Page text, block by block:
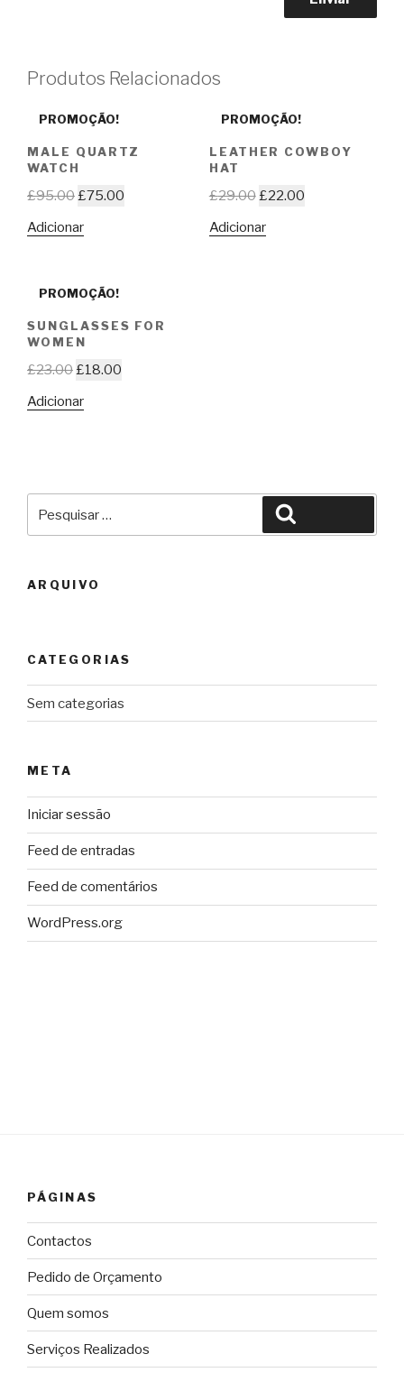
Produtos Relacionados
PROMOÇÃO!
MALE QUARTZ
WATCH
£95.00£75.00
Adicionar
PROMOÇÃO!
LEATHER COWBOY
HAT
£29.00£22.00
Adicionar
PROMOÇÃO!
SUNGLASSES FOR
WOMEN
£23.00£18.00
Adicionar
por:
ARQUIVO
CATEGORIAS
Sem categorias
META
Iniciar sessão
Feed de entradas
Feed de comentários
WordPress.org
PÁGINAS
Contactos
Pedido de Orçamento
Quem somos
Serviços Realizados